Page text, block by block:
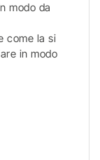
modo da
come la si
in modo